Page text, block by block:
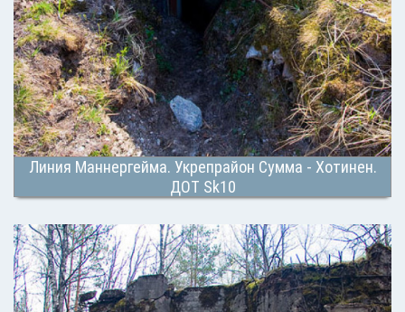
Линия Маннергейма. Укрепрайон Сумма - Хотинен.
ДОТ Sk10